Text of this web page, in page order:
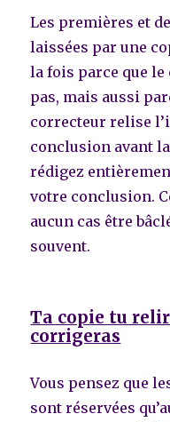
Les premières et
laissées par une
la fois parce que
pas, mais aussi
correcteur relise
conclusion avant
rédigez
votre conclusion.
aucun cas être
souvent.
Ta copie tu
corrigeras
Vous pensez que
sont réservées